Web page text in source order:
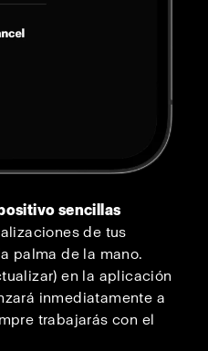
sencillas
de tus
palma de la mano.
en la aplicación
inmediatamente a
trabajarás con el